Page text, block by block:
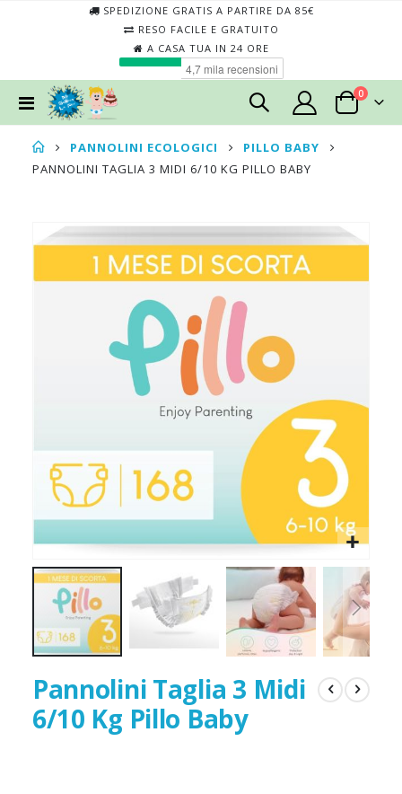
SPEDIZIONE GRATIS A PARTIRE DA 85€
RESO FACILE E GRATUITO
A CASA TUA IN 24 ORE
Toggle
Nav
Cart
0elementi
PANNOLINI ECOLOGICI
PILLO BABY
PANNOLINI TAGLIA 3 MIDI 6/10 KG PILLO BABY
Skip
to
end
Pannolini Taglia 3 Midi
6/10 Kg Pillo Baby